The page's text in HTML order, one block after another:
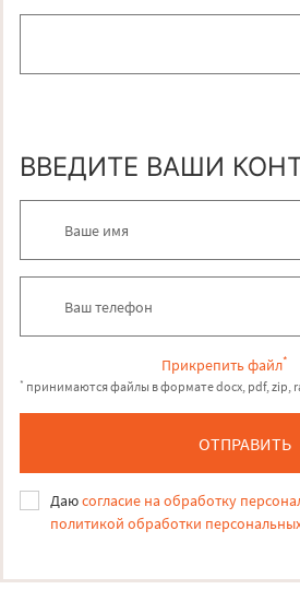
ВВЕДИТЕ ВАШИ
Прикрепить файл*
* принимаются файлы в формате docx, pdf, zip,
ОТПРАВИТЬ
Даюсогласие на обработку
политикой обработки